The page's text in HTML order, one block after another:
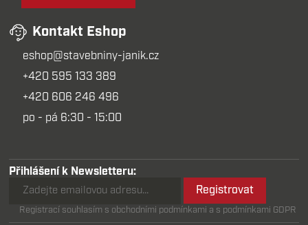
Kontakt Eshop
eshop@stavebniny-janik.cz
+420 595 133 389
+420 606 246 496
po - pá 6:30 - 15:00
Přihlášení k Newsletteru:
Registrovat
Registrací souhlasím s obchodními podmínkami a s podmínkami GDPR